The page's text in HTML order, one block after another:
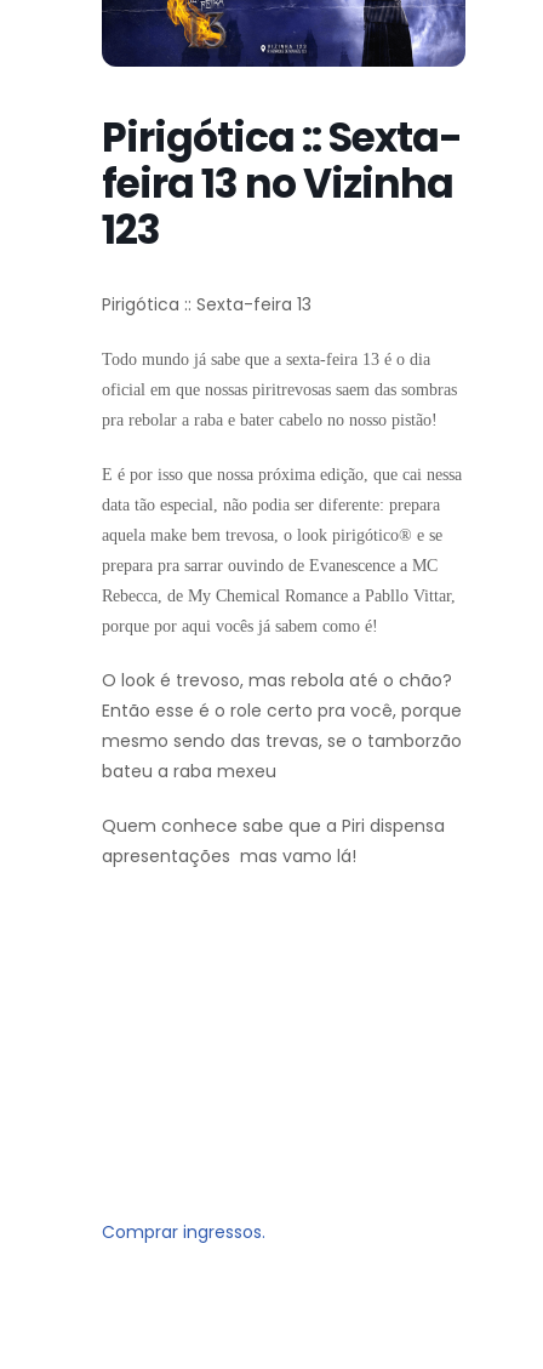
Pirigótica :: Sexta-
feira 13 no Vizinha
123
Pirigótica :: Sexta-feira 13
Todo mundo já sabe que a sexta-feira 13 é o dia
oficial em que nossas piritrevosas saem das sombras
pra rebolar a raba e bater cabelo no nosso pistão!
E é por isso que nossa próxima edição, que cai nessa
data tão especial, não podia ser diferente: prepara
aquela make bem trevosa, o look pirigótico® e se
prepara pra sarrar ouvindo de Evanescence a MC
Rebecca, de My Chemical Romance a Pabllo Vittar,
porque por aqui vocês já sabem como é!
O look é trevoso, mas rebola até o chão?
Então esse é o role certo pra você, porque
mesmo sendo das trevas, se o tamborzão
bateu a raba mexeu
Quem conhece sabe que a Piri dispensa
apresentações mas vamo lá!
Comprar ingressos.